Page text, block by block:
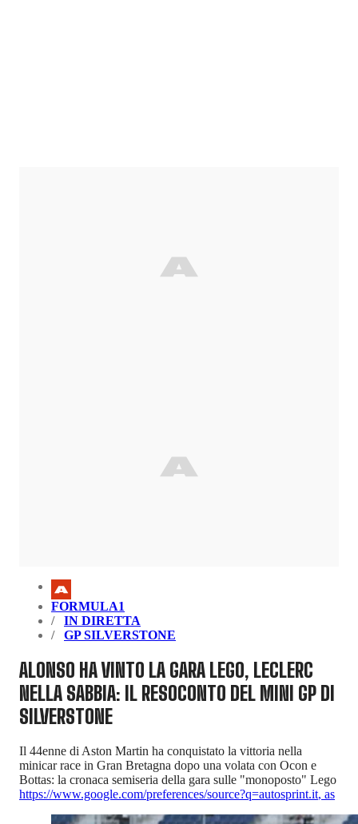
FORMULA1
IN DIRETTA
GP SILVERSTONE
ALONSO HA VINTO LA GARA LEGO, LECLERC
NELLA SABBIA: IL RESOCONTO DEL MINI GP DI
SILVERSTONE
Il 44enne di Aston Martin ha conquistato la vittoria nella
minicar race in Gran Bretagna dopo una volata con Ocon e
Bottas: la cronaca semiseria della gara sulle "monoposto" Lego
https://www.google.com/preferences/source?q=autosprint.it, as